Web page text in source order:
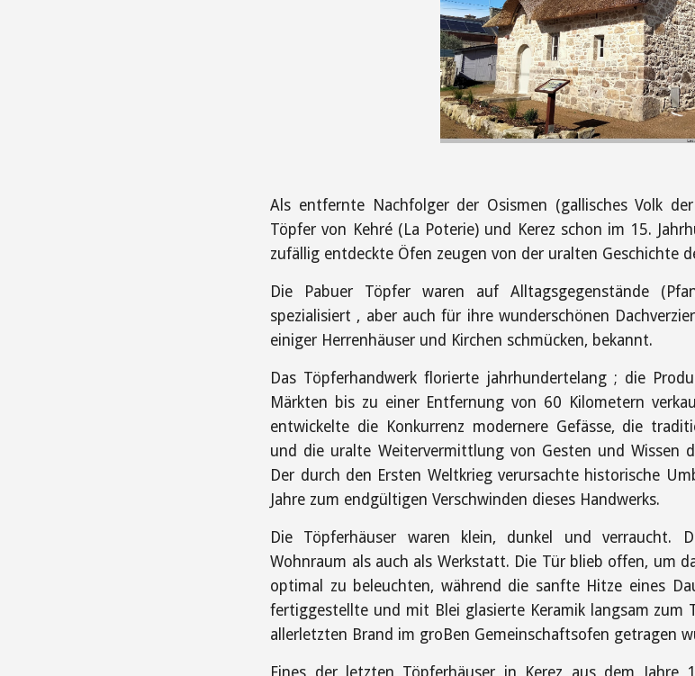
Als entfernte Nachfolger der Osismen (gallisches Volk
Töpfer von Kehré (La Poterie) und Kerez schon im 15.
zufällig entdeckte Öfen zeugen von der uralten Geschichte
Die Pabuer Töpfer waren auf Alltagsgegenstände
spezialisiert , aber auch für ihre wunderschönen
einiger Herrenhäuser und Kirchen schmücken, bekannt.
Das Töpferhandwerk florierte jahrhundertelang ; die
Märkten bis zu einer Entfernung von 60 Kilometern
entwickelte die Konkurrenz modernere Gefässe, die
und die uralte Weitervermittlung von Gesten und Wissen
Der durch den Ersten Weltkrieg verursachte historische
Jahre zum endgültigen Verschwinden dieses Handwerks.
Die Töpferhäuser waren klein, dunkel und verraucht.
Wohnraum als auch als Werkstatt. Die Tür blieb offen, um
optimal zu beleuchten, während die sanfte Hitze eines
fertiggestellte und mit Blei glasierte Keramik langsam zum
allerletzten Brand im groBen Gemeinschaftsofen getragen
Eines der letzten Töpferhäuser in Kerez aus dem Jahre